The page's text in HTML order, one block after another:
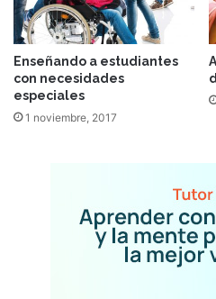
Enseñando a estudiantes
con necesidades
especiales
1 noviembre, 2017